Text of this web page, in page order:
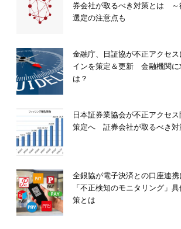
券会社が取るべき対策とは
選定の注意点も
金融庁、日証協が不正アクセ
インを策定＆更新 金融機関に
は？
日本証券業協会が不正アクセ
策定へ 証券会社が取るべき対
全銀協が電子決済との口座連携
「不正検知のモニタリング」
策とは